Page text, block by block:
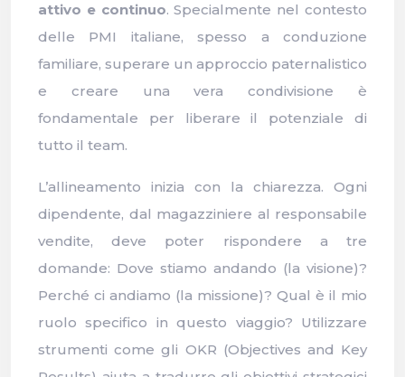
attivo e continuo. Specialmente nel contesto
delle PMI italiane, spesso a conduzione
familiare, superare un approccio paternalistico
e creare una vera condivisione è
fondamentale per liberare il potenziale di
tutto il team.
L’allineamento inizia con la chiarezza. Ogni
dipendente, dal magazziniere al responsabile
vendite, deve poter rispondere a tre
domande: Dove stiamo andando (la visione)?
Perché ci andiamo (la missione)? Qual è il mio
ruolo specifico in questo viaggio? Utilizzare
strumenti come gli OKR (Objectives and Key